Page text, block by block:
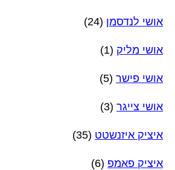
אושי לנדסמן (24)
אושי מליק (1)
אושי פישר (5)
אושי צייגר (3)
איציק איזנשטט (35)
איציק פאמפ (6)